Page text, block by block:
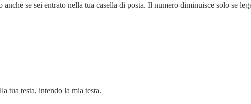
se sei entrato nella tua casella di posta. Il numero diminuisce solo se
tua testa, intendo la mia testa.